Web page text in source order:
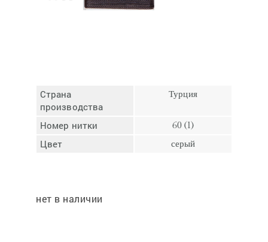
Страна
производства
Турция
Номер нитки 60 (1)
Цвет серый
нет в наличии